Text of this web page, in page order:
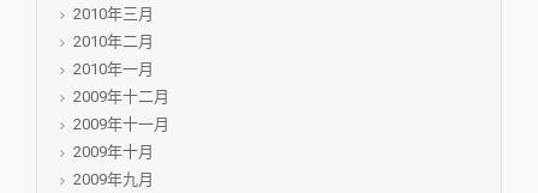
2010年三月
2010年二月
2010年一月
2009年十二月
2009年十一月
2009年十月
2009年九月